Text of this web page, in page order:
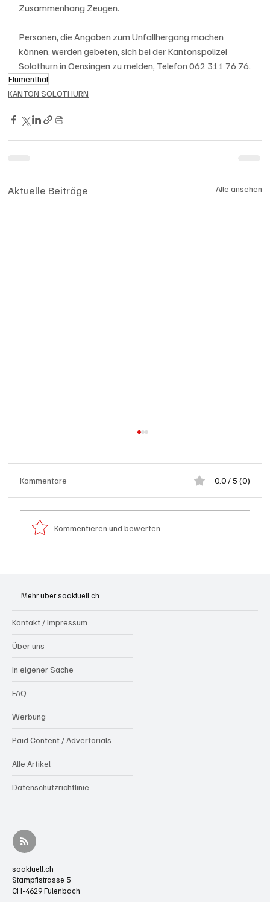
Zusammenhang Zeugen.
Personen, die Angaben zum Unfallhergang machen
können, werden gebeten, sich bei der Kantonspolizei
Solothurn in Oensingen zu melden, Telefon 062 311 76 76.
Flumenthal
KANTON SOLOTHURN
Aktuelle Beiträge Alle ansehen
nutzen
Kommentare 0.0 / 5 (0)
Kommentieren und bewerten...
Mehr über soaktuell.ch
Kontakt / Impressum
Über uns
In eigener Sache
FAQ
Werbung
Paid Content / Advertorials
Alle Artikel
Datenschutzrichtlinie
soaktuell.ch
Stampfistrasse 5
CH-4629 Fulenbach